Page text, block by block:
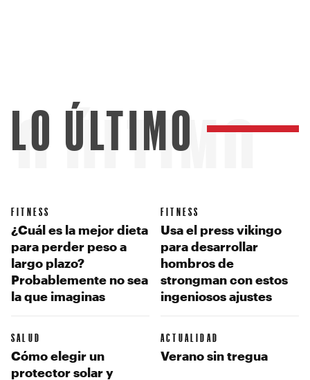
ÚLTIMO
LO ÚLTIMO
FITNESS
¿Cuál es la mejor dieta
para perder peso a
largo plazo?
Probablemente no sea
la que imaginas
FITNESS
Usa el press vikingo
para desarrollar
hombros de
strongman con estos
ingeniosos ajustes
SALUD
Cómo elegir un
protector solar y
ACTUALIDAD
Verano sin tregua